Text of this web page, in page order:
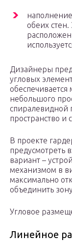
обеих стен.
Дизайнеры
угловых
небольшого
спиралевидной
пространство и
В проекте
предусмотреть
вариант –
механизмом в
максимально
объединить
Угловое
Линейное